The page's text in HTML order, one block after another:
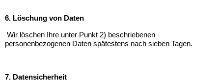
6. Löschung von Daten
Wir löschen Ihre unter Punkt 2) beschriebenen
personenbezogenen Daten spätestens nach sieben Tagen.
7. Datensicherheit